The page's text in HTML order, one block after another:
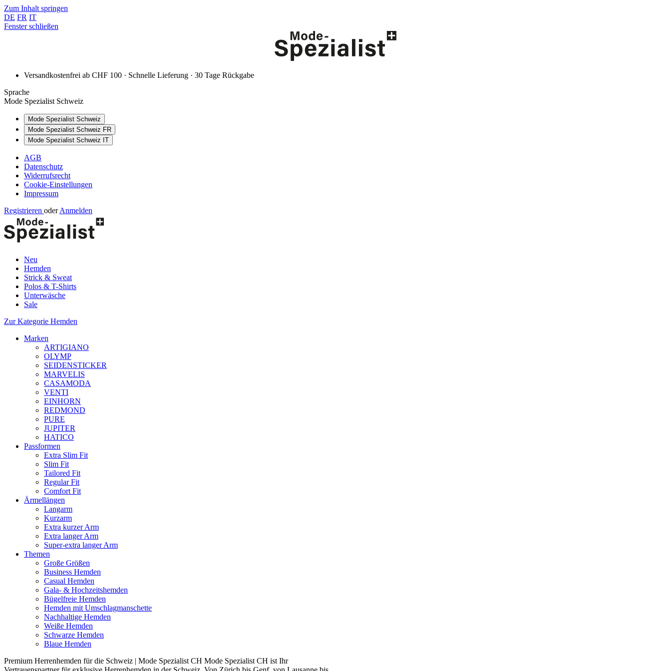
Zum Inhalt springen
DE FR IT
Fenster schließen
Versandkostenfrei ab CHF 100 · Schnelle Lieferung · 30 Tage Rückgabe
Sprache
Mode Spezialist Schweiz
Mode Spezialist Schweiz
Mode Spezialist Schweiz FR
Mode Spezialist Schweiz IT
AGB
Datenschutz
Widerrufsrecht
Cookie-Einstellungen
Impressum
Registrieren oder Anmelden
Neu
Hemden
Strick & Sweat
Polos & T-Shirts
Unterwäsche
Sale
Zur Kategorie Hemden
Marken
ARTIGIANO
OLYMP
SEIDENSTICKER
MARVELIS
CASAMODA
VENTI
EINHORN
REDMOND
PURE
JUPITER
HATICO
Passformen
Extra Slim Fit
Slim Fit
Tailored Fit
Regular Fit
Comfort Fit
Ärmellängen
Langarm
Kurzarm
Extra kurzer Arm
Extra langer Arm
Super-extra langer Arm
Themen
Große Größen
Business Hemden
Casual Hemden
Gala- & Hochzeitshemden
Bügelfreie Hemden
Hemden mit Umschlagmanschette
Nachhaltige Hemden
Weiße Hemden
Schwarze Hemden
Blaue Hemden
Premium Herrenhemden für die Schweiz | Mode Spezialist CH Mode Spezialist CH ist Ihr